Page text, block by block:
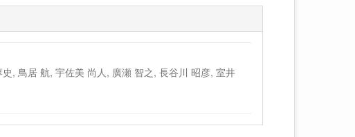
, 鳥居 航, 宇佐美 尚人, 廣瀬 智之, 長谷川 昭彦, 室井